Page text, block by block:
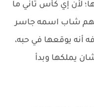
لأن إي كأس تاني ما
شاب اسمه جاسر
أنه يوقعها في حبه،
يملكها وبدأ